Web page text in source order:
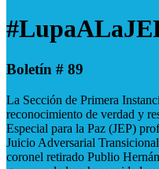
Boletín # 89
La Sección de Primera
reconocimiento de verdad y
Especial para la Paz (JEP)
Juicio Adversarial
coronel retirado Publio